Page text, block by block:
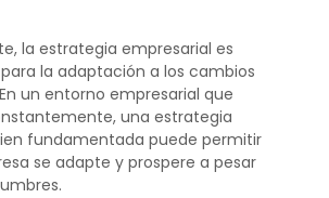
la estrategia empresarial es
la adaptación a los cambios
un entorno empresarial que
una estrategia
fundamentada puede permitir
se adapte y prospere a pesar